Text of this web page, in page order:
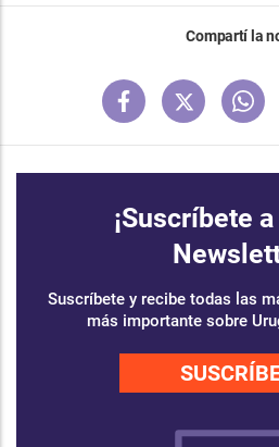
Compartí la
¡Suscríbete
Suscríbete y recibe todas las
más importante sobre